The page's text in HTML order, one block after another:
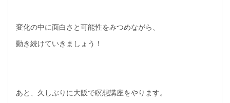
変化の中に面白さと可能性をみつめながら、
動き続けていきましょう！
あと、久しぶりに大阪で瞑想講座をやります。